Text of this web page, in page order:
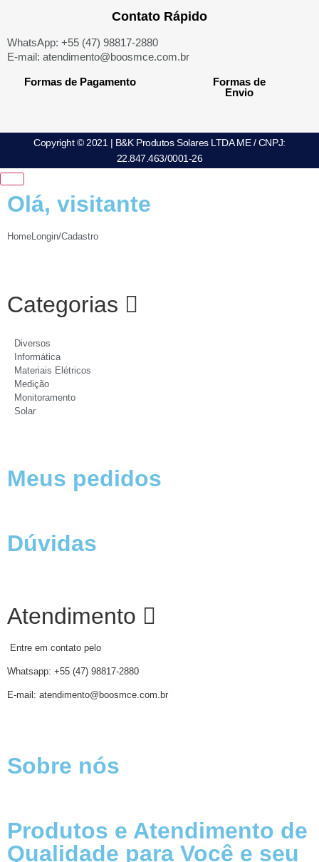
Contato Rápido
WhatsApp: +55 (47) 98817-2880
E-mail: atendimento@boosmce.com.br
Formas de Pagamento
Formas de
Envio
Copyright © 2021 | B&K Produtos Solares LTDA ME / CNPJ:
22.847.463/0001-26
Olá, visitante
HomeLongin/Cadastro
Categorias
Diversos
Informática
Materiais Elétricos
Medição
Monitoramento
Solar
Meus pedidos
Dúvidas
Atendimento
Entre em contato pelo
Whatsapp: +55 (47) 98817-2880
E-mail: atendimento@boosmce.com.br
Sobre nós
Produtos e Atendimento de
Qualidade para Você e seu